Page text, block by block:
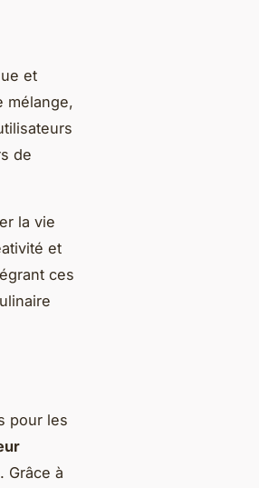
et
mélange,
de
la vie
et
ces
pour les
Grâce à